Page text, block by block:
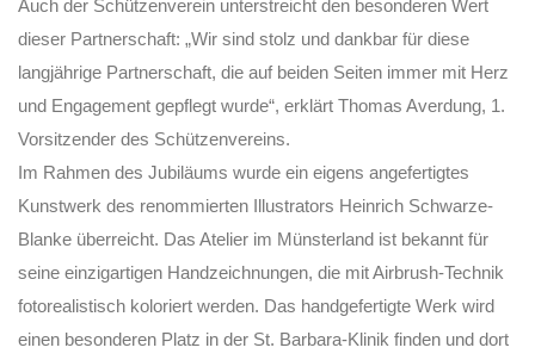
Auch der Schützenverein unterstreicht den besonderen Wert
dieser Partnerschaft: „Wir sind stolz und dankbar für diese
langjährige Partnerschaft, die auf beiden Seiten immer mit Herz
und Engagement gepflegt wurde“, erklärt Thomas Averdung, 1.
Vorsitzender des Schützenvereins.
Im Rahmen des Jubiläums wurde ein eigens angefertigtes
Kunstwerk des renommierten Illustrators Heinrich Schwarze-
Blanke überreicht. Das Atelier im Münsterland ist bekannt für
seine einzigartigen Handzeichnungen, die mit Airbrush-Technik
fotorealistisch koloriert werden. Das handgefertigte Werk wird
einen besonderen Platz in der St. Barbara-Klinik finden und dort